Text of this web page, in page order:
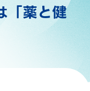
「薬と健